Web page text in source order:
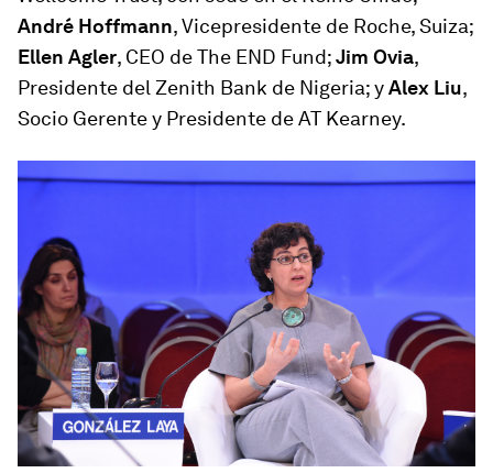
André Hoffmann, Vicepresidente de Roche, Suiza;
Ellen Agler, CEO de The END Fund;Jim Ovia,
Presidente del Zenith Bank de Nigeria; yAlex Liu,
Socio Gerente y Presidente de AT Kearney.